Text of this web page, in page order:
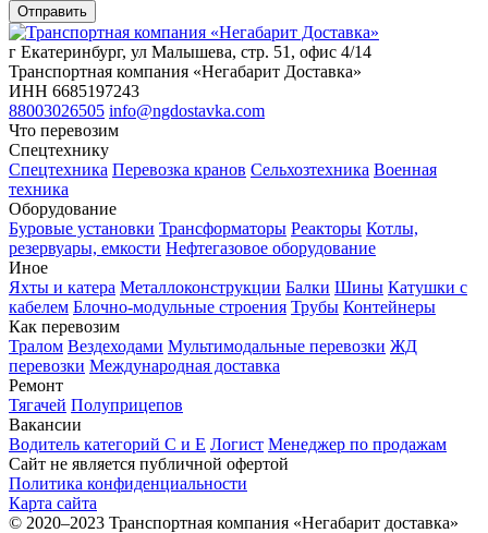
г Екатеринбург, ул Малышева, стр. 51, офис 4/14
Транспортная компания «Негабарит Доставка»
ИНН 6685197243
88003026505 info@ngdostavka.com
Что перевозим
Спецтехнику
Спецтехника Перевозка кранов Сельхозтехника Военная
техника
Оборудование
Буровые установки Трансформаторы Реакторы Котлы,
резервуары, емкости Нефтегазовое оборудование
Иное
Яхты и катера Металлоконструкции Балки Шины Катушки с
кабелем Блочно-модульные строения Трубы Контейнеры
Как перевозим
Тралом Вездеходами Мультимодальные перевозки ЖД
перевозки Международная доставка
Ремонт
Тягачей Полуприцепов
Вакансии
Водитель категорий С и Е Логист Менеджер по продажам
Сайт не является публичной офертой
Политика конфиденциальности
Карта сайта
© 2020–2023 Транспортная компания «Негабарит доставка»